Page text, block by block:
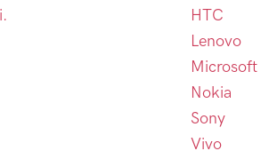
HTC
Lenovo
Microsoft
Nokia
Sony
Vivo